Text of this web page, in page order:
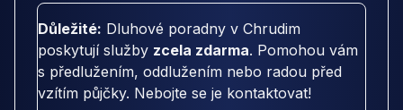
Důležité: Dluhové poradny v Chrudim
poskytují služby zcela zdarma. Pomohou vám
s předlužením, oddlužením nebo radou před
vzítím půjčky. Nebojte se je kontaktovat!